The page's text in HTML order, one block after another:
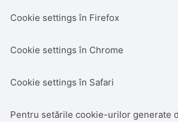
Cookie settings în Firefox
Cookie settings în Chrome
Cookie settings în Safari
Pentru setările cookie-urilor generate